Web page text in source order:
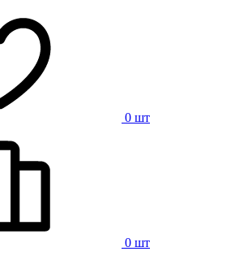
0 шт
0 шт